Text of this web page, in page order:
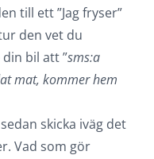
till ett ”Jag fryser”
den vet du
bil att ”sms:a
mat, kommer hem
skicka iväg det
Vad som gör